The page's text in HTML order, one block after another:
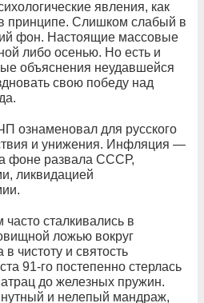
явления, как
принципе. Слишком слабый в
фон. Настоящие массовые
либо осенью. Но есть и
объяснения неудавшейся
свою победу над
ознаменовал для русского
и унижения. Инфляция —
фоне развала СССР,
ликвидацией
сталкивались в
ложью вокруг
чистоту и святость
91-го постепенно стерлась
до железных пружин.
и нелепый мандраж,